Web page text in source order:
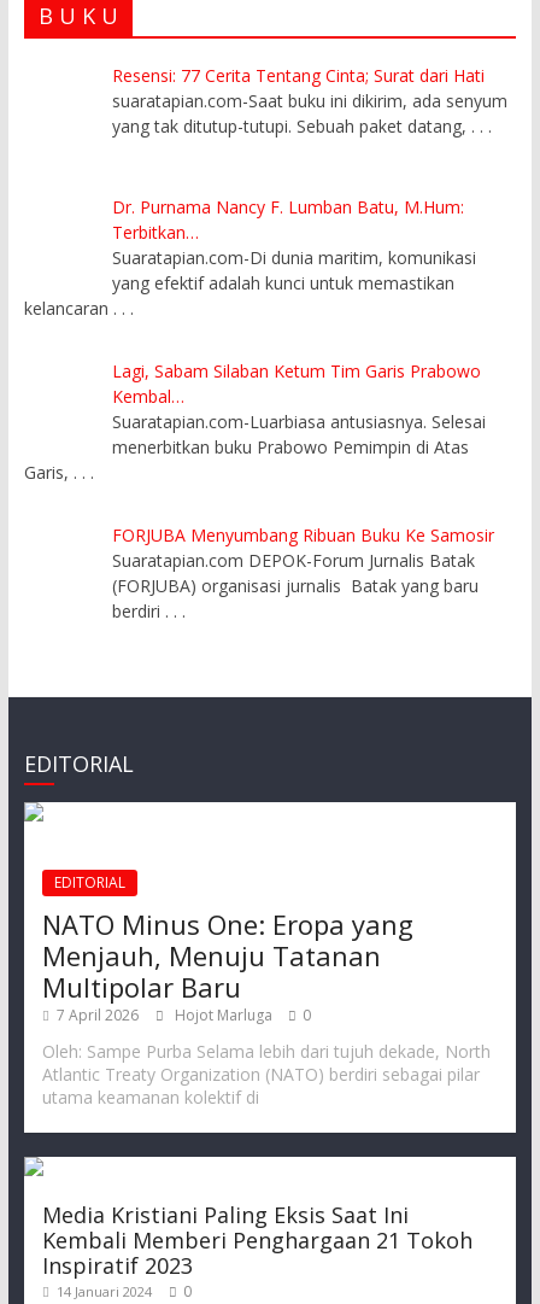
B U K U
Resensi: 77 Cerita Tentang Cinta; Surat dari Hati
suaratapian.com-Saat buku ini dikirim, ada senyum
yang tak ditutup-tutupi. Sebuah paket datang, . . .
Dr. Purnama Nancy F. Lumban Batu, M.Hum:
Terbitkan…
Suaratapian.com-Di dunia maritim, komunikasi
yang efektif adalah kunci untuk memastikan
kelancaran . . .
Lagi, Sabam Silaban Ketum Tim Garis Prabowo
Kembal…
Suaratapian.com-Luarbiasa antusiasnya. Selesai
menerbitkan buku Prabowo Pemimpin di Atas
Garis, . . .
FORJUBA Menyumbang Ribuan Buku Ke Samosir
Suaratapian.com DEPOK-Forum Jurnalis Batak
(FORJUBA) organisasi jurnalis Batak yang baru
berdiri . . .
EDITORIAL
EDITORIAL
NATO Minus One: Eropa yang
Menjauh, Menuju Tatanan
Multipolar Baru
7 April 2026 Hojot Marluga 0
Oleh: Sampe Purba Selama lebih dari tujuh dekade, North
Atlantic Treaty Organization (NATO) berdiri sebagai pilar
utama keamanan kolektif di
Media Kristiani Paling Eksis Saat Ini
Kembali Memberi Penghargaan 21 Tokoh
Inspiratif 2023
14 Januari 2024 0